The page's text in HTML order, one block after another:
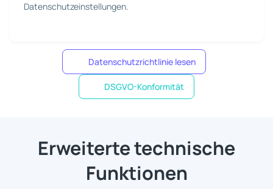
Datenschutzeinstellungen.
Datenschutzrichtlinie lesen
DSGVO-Konformität
Erweiterte technische
Funktionen